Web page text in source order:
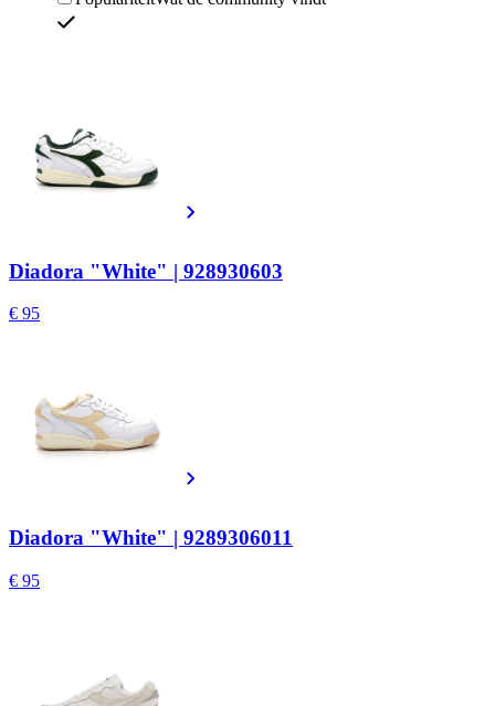
Diadora "White" | 928930603
€ 95
Diadora "White" | 9289306011
€ 95